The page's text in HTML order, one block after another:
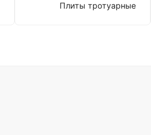
Плиты тротуарные